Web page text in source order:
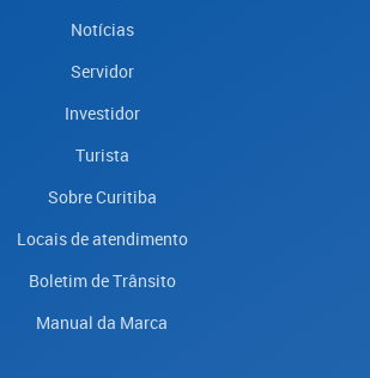
Notícias
Servidor
Investidor
Turista
Sobre Curitiba
Locais de atendimento
Boletim de Trânsito
Manual da Marca